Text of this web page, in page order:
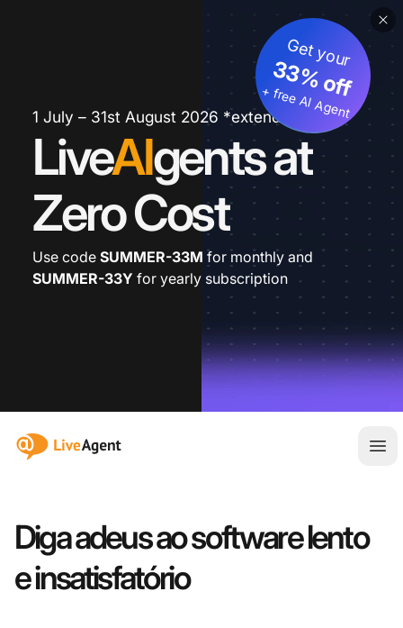
1 July – 31st August 2026 *extended
LiveAIgents at
Zero Cost
Get your
33% off
+ free AI Agent
Use code SUMMER-33M for monthly and
SUMMER-33Y for yearly subscription
:site.title
Diga adeus ao software lento
e insatisfatório